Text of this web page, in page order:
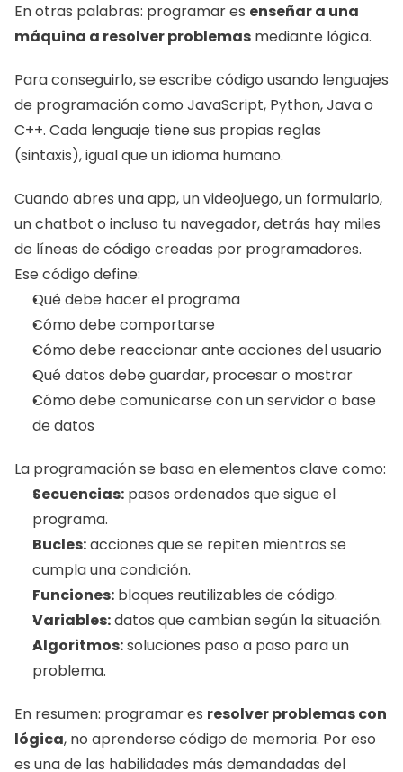
En otras palabras: programar es enseñar a una
máquina a resolver problemas mediante lógica.
Para conseguirlo, se escribe código usando lenguajes
de programación como JavaScript, Python, Java o
C++. Cada lenguaje tiene sus propias reglas
(sintaxis), igual que un idioma humano.
Cuando abres una app, un videojuego, un formulario,
un chatbot o incluso tu navegador, detrás hay miles
de líneas de código creadas por programadores.
Ese código define:
Qué debe hacer el programa
Cómo debe comportarse
Cómo debe reaccionar ante acciones del usuario
Qué datos debe guardar, procesar o mostrar
Cómo debe comunicarse con un servidor o base
de datos
La programación se basa en elementos clave como:
Secuencias: pasos ordenados que sigue el
programa.
Bucles: acciones que se repiten mientras se
cumpla una condición.
Funciones: bloques reutilizables de código.
Variables: datos que cambian según la situación.
Algoritmos: soluciones paso a paso para un
problema.
En resumen: programar es resolver problemas con
lógica, no aprenderse código de memoria. Por eso
es una de las habilidades más demandadas del